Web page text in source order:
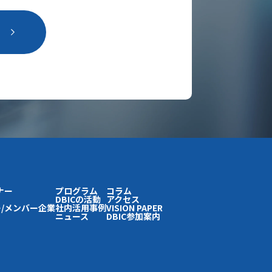
ー
メンバー企業
プログラム
DBICの活動
社内活用事例
ニュース
コラム
アクセス
VISION PAPER
DBIC参加案内